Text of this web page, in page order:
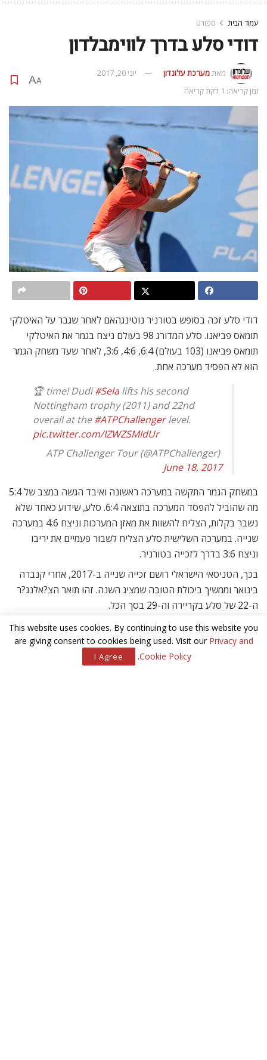
עמוד הבית ספורט
דודי סלע בדרך לווימבלדון
מאתמערכת עלונדון
יוני 20, 2017
זמן קריאה: 1 דקת קריאה
A
A
דודי סלע זכה בסופש בטורניר נוטינגהאם לאחר שגבר על האיטלקי
תומאס פביאנו. סלע המדורג 98 בעולם ניצח בגמר את האיטלקי
תומאס פביאנו (103 בעולם) 6:4, 4:6, 3:6, לאחר שעד משחק הגמר
הוא לא הפסיד מערכה אחת.
🏆 time! Dudi#Selalifts his second
Nottingham trophy (2011) and 22nd
overall at the#ATPChallengerlevel.
pic.twitter.com/IZWZSMIdUr
 ATP Challenger Tour (@ATPChallenger)
June 18, 2017
במשחק הגמר התקשה במערכה ראשונה ואיבד הגשה במצב של 5:4
מה שהוביל להפסד המערכה בתוצאה 6:4. סלע, שידוע כאחד שלא
נשבר בקלות, הצליח להשוות את מאזן המערכות וניצח 4:6 במערכה
שנייה. במערכה השלישית סלע הצליח לשבור פעמיים את יריבו
וניצח 3:6 בדרך לזכייה בטורניר.
בכך, הטניסאי הישראלי רושם זכייה שנייה ב-2017, אחרי קנברה
בינואר וממשיך ביכולת הטובה שמציג השנה. זהו תואר הצ?אלנג?ר
ה-22 של סלע בקריירה וה-29 בסך הכל.
מאמריםקשורים
העיר הזאת כאן
This website uses cookies. By continuing to use this website you
are giving consent to cookies being used. Visit our Privacy and
Cookie Policy
.
I Agree